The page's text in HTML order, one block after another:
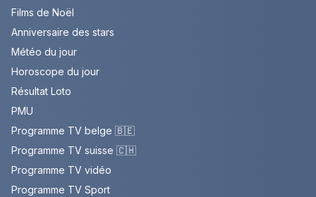
Films de Noël
Anniversaire des stars
Météo du jour
Horoscope du jour
Résultat Loto
PMU
Programme TV belge 🇧🇪
Programme TV suisse 🇨🇭
Programme TV vidéo
Programme TV Sport